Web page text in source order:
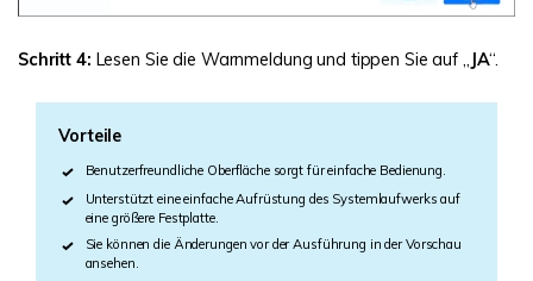
Schritt 4: Lesen Sie die Warnmeldung und tippen Sie auf „ JA“.
Vorteile
Benutzerfreundliche Oberfläche sorgt für einfache Bedienung.
Unterstützt eine einfache Aufrüstung des Systemlaufwerks auf
eine größere Festplatte.
Sie können die Änderungen vor der Ausführung in der Vorschau
ansehen.